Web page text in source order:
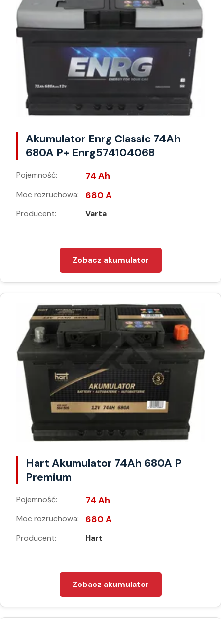
Akumulator Enrg Classic 74Ah
680A P+ Enrg574104068
Pojemność: 74 Ah
Moc rozruchowa: 680 A
Producent: Varta
Zobacz akumulator
Hart Akumulator 74Ah 680A P
Premium
Pojemność: 74 Ah
Moc rozruchowa: 680 A
Producent: Hart
Zobacz akumulator